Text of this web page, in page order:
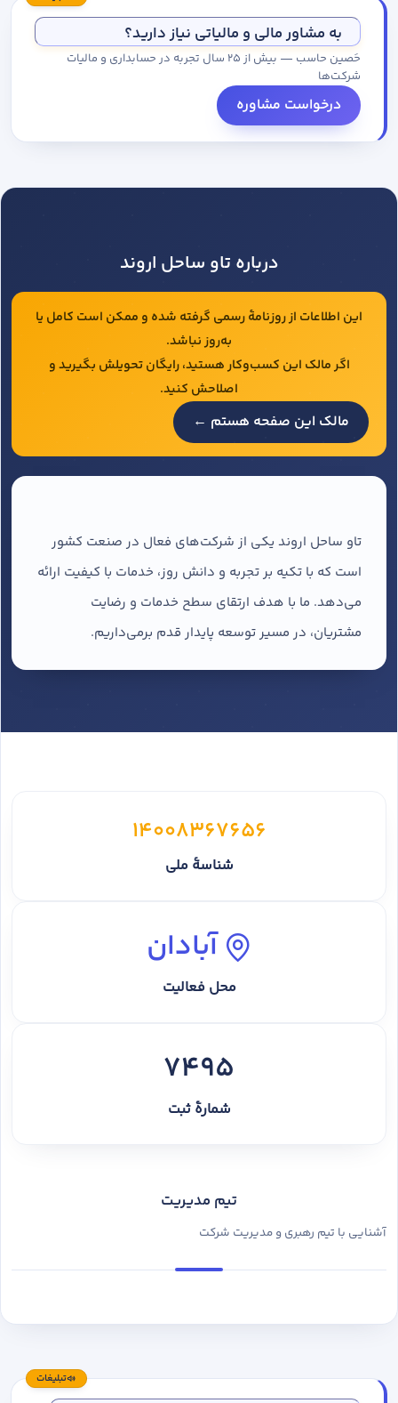
به مشاور مالی و مالیاتی نیاز دارید؟
حَصین حاسب — بیش از ۲۵ سال تجربه در حسابداری و مالیات
شرکت‌ها
درخواست مشاوره
درباره تاو ساحل اروند
این اطلاعات از روزنامهٔ رسمی گرفته شده و ممکن است کامل یا
به‌روز نباشد.
اگر مالک این کسب‌وکار هستید، رایگان تحویلش بگیرید و
اصلاحش کنید.
مالک این صفحه هستم ←
تاو ساحل اروند یکی از شرکت‌های فعال در صنعت کشور
است که با تکیه بر تجربه و دانش روز، خدمات با کیفیت ارائه
می‌دهد. ما با هدف ارتقای سطح خدمات و رضایت
مشتریان، در مسیر توسعه پایدار قدم برمی‌داریم.
14008367656
شناسهٔ ملی
آبادان
محل فعالیت
7495
شمارهٔ ثبت
تیم مدیریت
آشنایی با تیم رهبری و مدیریت شرکت
تبلیغات